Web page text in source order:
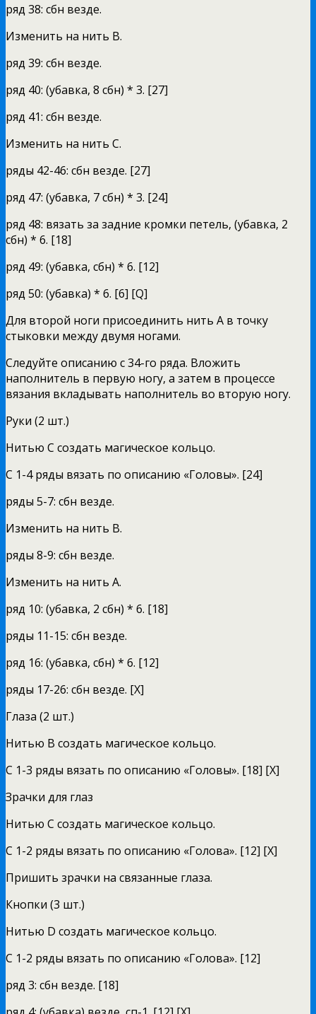
ряд 38: сбн везде.
Изменить на нить В.
ряд 39: сбн везде.
ряд 40: (убавка, 8 сбн) * 3. [27]
ряд 41: сбн везде.
Изменить на нить C.
ряды 42-46: сбн везде. [27]
ряд 47: (убавка, 7 сбн) * 3. [24]
ряд 48: вязать за задние кромки петель, (убавка, 2
сбн) * 6. [18]
ряд 49: (убавка, сбн) * 6. [12]
ряд 50: (убавка) * 6. [6] [Q]
Для второй ноги присоединить нить А в точку
стыковки между двумя ногами.
Следуйте описанию с 34-го ряда. Вложить
наполнитель в первую ногу, а затем в процессе
вязания вкладывать наполнитель во вторую ногу.
Руки (2 шт.)
Нитью C создать магическое кольцо.
С 1-4 ряды вязать по описанию «Головы». [24]
ряды 5-7: сбн везде.
Изменить на нить B.
ряды 8-9: сбн везде.
Изменить на нить A.
ряд 10: (убавка, 2 сбн) * 6. [18]
ряды 11-15: сбн везде.
ряд 16: (убавка, сбн) * 6. [12]
ряды 17-26: сбн везде. [X]
Глаза (2 шт.)
Нитью В создать магическое кольцо.
С 1-3 ряды вязать по описанию «Головы». [18] [X]
Зрачки для глаз
Нитью C создать магическое кольцо.
С 1-2 ряды вязать по описанию «Голова». [12] [X]
Пришить зрачки на связанные глаза.
Кнопки (3 шт.)
Нитью D создать магическое кольцо.
С 1-2 ряды вязать по описанию «Голова». [12]
ряд 3: сбн везде. [18]